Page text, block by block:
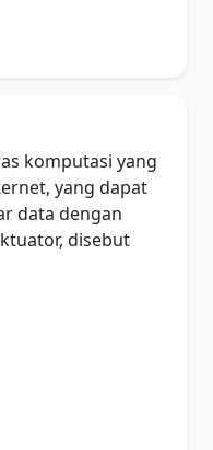
komputasi yang
yang dapat
data dengan
disebut